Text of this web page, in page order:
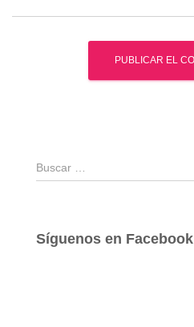
B
u
a
Síguenos en Facebook